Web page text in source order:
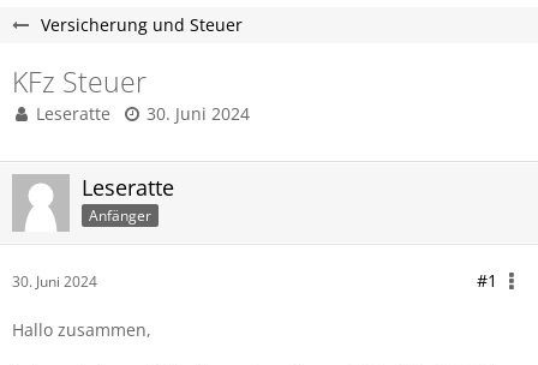
Versicherung und Steuer
KFz Steuer
Leseratte 30. Juni 2024
Leseratte
Anfänger
30. Juni 2024 #1
Hallo zusammen,